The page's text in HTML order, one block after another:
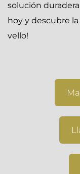
solución
hoy y descubre
vello!